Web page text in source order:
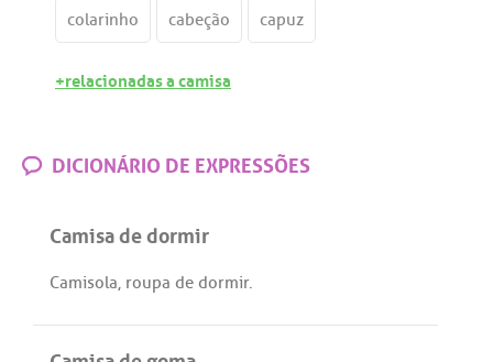
colarinho cabeção capuz
+relacionadas a camisa
DICIONÁRIO DE EXPRESSÕES
Camisa de dormir
Camisola, roupa de dormir.